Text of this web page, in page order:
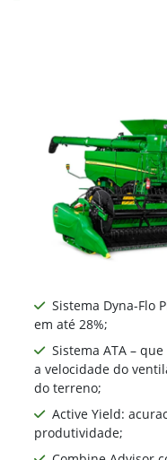
Sistema Dyna-Flo
em até 28%;
Sistema ATA –
a velocidade do
do terreno;
Active Yield:
produtividade;